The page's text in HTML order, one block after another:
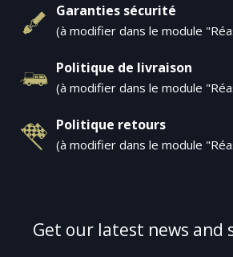
Garanties sécurité
(à modifier dans le module
Politique de livraison
(à modifier dans le module
Politique retours
(à modifier dans le module
Get our latest news and